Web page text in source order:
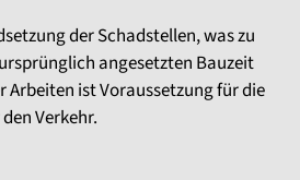
der Schadstellen, was zu
angesetzten Bauzeit
Arbeiten ist Voraussetzung für die
Verkehr.